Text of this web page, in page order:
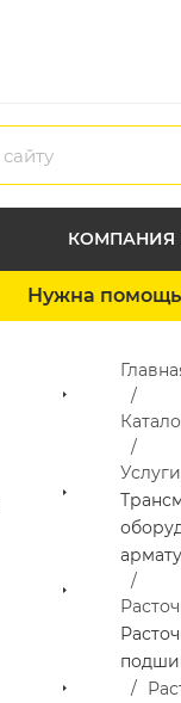
КОМПАНИЯ
Нужна помощь